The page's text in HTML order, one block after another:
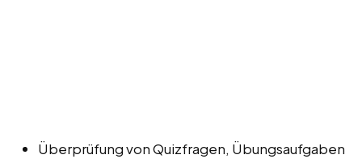
Überprüfung von Quizfragen, Übungsaufgaben